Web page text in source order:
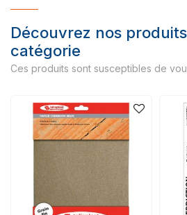
Découvrez nos
catégorie
Ces produits sont susceptibles de